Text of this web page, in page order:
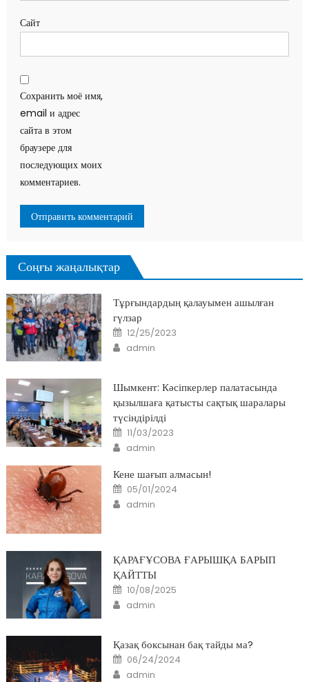
Сайт
Сохранить моё имя,
email и адрес
сайта в этом
браузере для
последующих моих
комментариев.
Соңғы жаңалықтар
Тұрғындардың қалауымен ашылған
гүлзар
Posted
on
12/25/2023
Author
admin
Шымкент: Кәсіпкерлер палатасында
қызылшаға қатысты сақтық шаралары
түсіндірілді
Posted
on
11/03/2023
Author
admin
Кене шағып алмасын!
Posted
on
05/01/2024
Author
admin
ҚАРАҒҰСОВА ҒАРЫШҚА БАРЫП
ҚАЙТТЫ
Posted
on
10/08/2025
Author
admin
Қазақ боксынан бақ тайды ма?
Posted
on
06/24/2024
Author
admin